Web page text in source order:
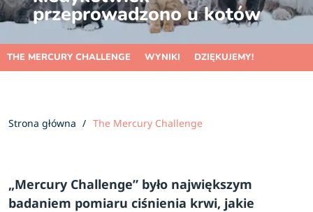
przeprowadzono u kotów
THE MERCURY CHALLENGE WYNIKI DZIĘKUJEMY!
Strona główna The Mercury Challenge
„Mercury Challenge” było największym
badaniem pomiaru ciśnienia krwi, jakie